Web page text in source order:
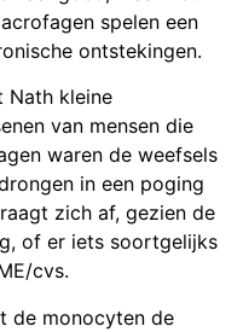
spelen een
ontstekingen.
Nath kleine
van mensen die
waren de weefsels
in een poging
zich af, gezien de
of er iets soortgelijks
cvs.
de monocyten de